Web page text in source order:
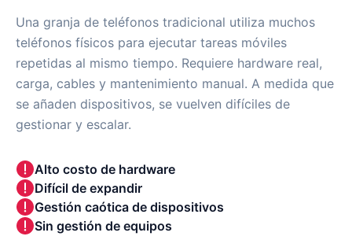
Una granja de teléfonos tradicional utiliza muchos
teléfonos físicos para ejecutar tareas móviles
repetidas al mismo tiempo. Requiere hardware real,
carga, cables y mantenimiento manual. A medida que
se añaden dispositivos, se vuelven difíciles de
gestionar y escalar.
Alto costo de hardware
Difícil de expandir
Gestión caótica de dispositivos
Sin gestión de equipos